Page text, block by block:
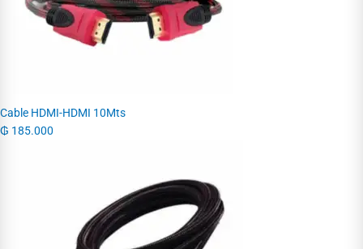
Cable HDMI-HDMI 10Mts
₲ 185.000